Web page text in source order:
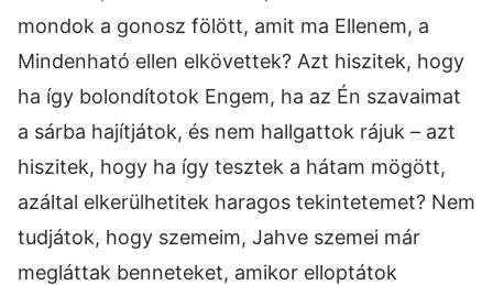
mondok a gonosz fölött, amit ma Ellenem, a
Mindenható ellen elkövettek? Azt hiszitek, hogy
ha így bolondítotok Engem, ha az Én szavaimat
a sárba hajítjátok, és nem hallgattok rájuk – azt
hiszitek, hogy ha így tesztek a hátam mögött,
azáltal elkerülhetitek haragos tekintetemet? Nem
tudjátok, hogy szemeim, Jahve szemei már
megláttak benneteket, amikor elloptátok